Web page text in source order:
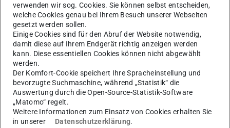
Kontakt
L1|01
Otto-Berndt-Straße 2
64287 Darmstadt
Links
Schlanke Produktion | Prozesslernfabrik CiP
verwenden wir sog. Cookies. Sie können selbst entscheiden,
welche Cookies genau bei Ihrem Besuch unserer Webseiten
gesetzt werden sollen.
Einige Cookies sind für den Abruf der Website notwendig,
damit diese auf Ihrem Endgerät richtig anzeigen werden
kann. Diese essentiellen Cookies können nicht abgewählt
werden.
Der Komfort-Cookie speichert Ihre Spracheinstellung und
bevorzugte Suchmaschine, während „Statistik“ die
Auswertung durch die Open-Source-Statistik-Software
„Matomo“ regelt.
Weitere Informationen zum Einsatz von Cookies erhalten Sie
in unserer
Datenschutzerklärung.